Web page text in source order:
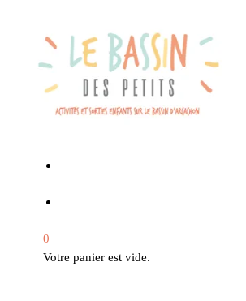
0
Votre panier est vide.